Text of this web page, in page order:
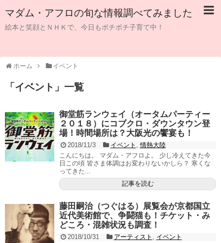
マダム・アフロの旬な情報調べてみました
絵本と笑顔とＮＨＫで、今日もボチボチ子育て中！
ホーム イベント
「 イベント 」 一覧
御堂筋ランウェイ（オータムパーティー
２０１８）にコブクロ・ダウンタウン登
場！時間場所は？大阪光の饗宴も！
2018/11/3 イベント ,情熱大陸
こんにちは。 マダム・アフロよ。 少し冷えてきた今
日この頃 皆さま体調はお変わりないかしら？ 寒くな
ってきた...
記事を読む
藤田嗣治（つぐはる）展覧会が京都国立
近代美術館で、争闘猫も！チケット・み
どころ・混雑状況も調査！
2018/10/31 アーティスト , イベント